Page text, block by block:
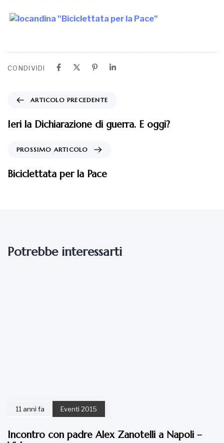
CONDIVIDI
ARTICOLO PRECEDENTE
Ieri la Dichiarazione di guerra. E oggi?
PROSSIMO ARTICOLO
Biciclettata per la Pace
Potrebbe interessarti
11 anni fa Eventi 2015
Incontro con padre Alex Zanotelli a Napoli –